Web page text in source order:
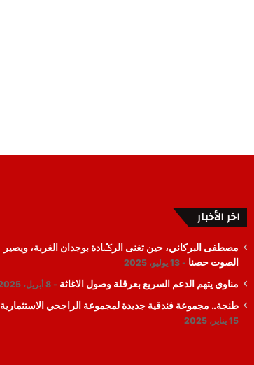
اخر الأخبار
مصطفى البركاني، حين تغنى الرݣادة بوجدان الغربة، ويصير
الصوت حصنا
13 يوليو، 2025
مناوي يتهم الدعم السريع بعرقلة وصول الاغاثة 8 أبريل، 2025
طنجة.. مجموعة فندقية جديدة لمجموعة الراجحي الاستثمارية
15 يناير، 2025